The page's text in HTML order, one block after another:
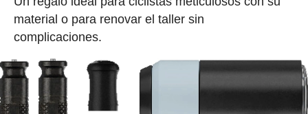
material o para renovar el taller sin
complicaciones.